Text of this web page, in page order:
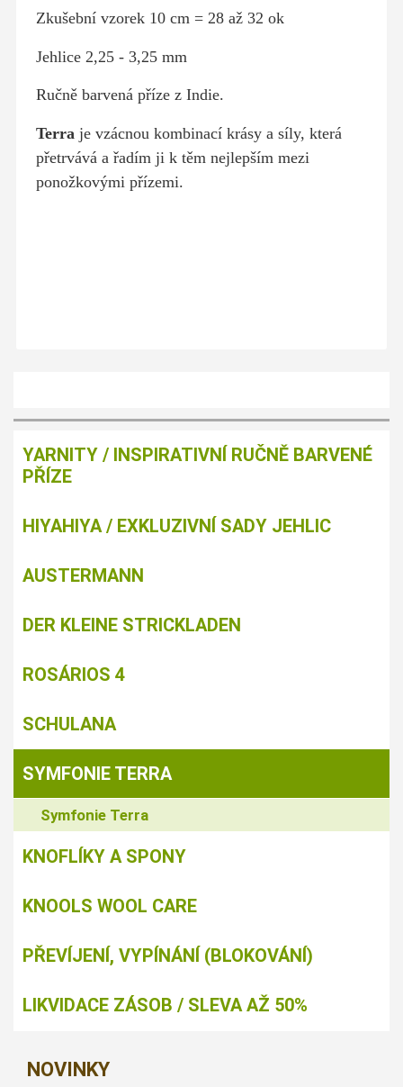
Zkušební vzorek 10 cm = 28 až 32 ok
Jehlice 2,25 - 3,25 mm
Ručně barvená příze z Indie.
Terra je vzácnou kombinací krásy a síly, která
přetrvává a řadím ji k těm nejlepším mezi
ponožkovými přízemi.
YARNITY / INSPIRATIVNÍ RUČNĚ BARVENÉ
PŘÍZE
HIYAHIYA / EXKLUZIVNÍ SADY JEHLIC
AUSTERMANN
DER KLEINE STRICKLADEN
ROSÁRIOS 4
SCHULANA
SYMFONIE TERRA
Symfonie Terra
KNOFLÍKY A SPONY
KNOOLS WOOL CARE
PŘEVÍJENÍ, VYPÍNÁNÍ (BLOKOVÁNÍ)
LIKVIDACE ZÁSOB / SLEVA AŽ 50%
NOVINKY